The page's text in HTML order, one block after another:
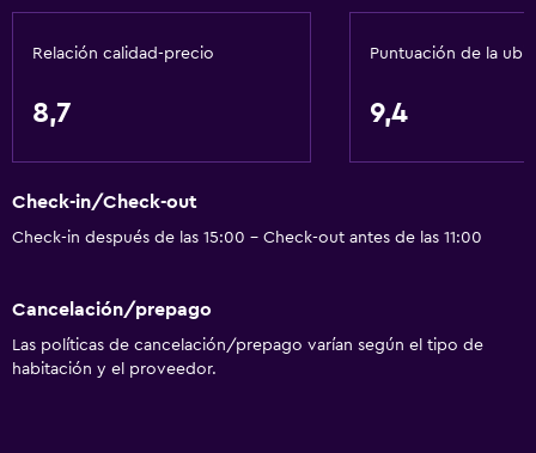
Tina de baño adaptada
Inodoro con barras de apoyo
Comedor
Copas
Tetera eléctrica
Menús para dietas especiales (bajo petición)
Restaurante
Relación calidad-precio
8,7
Puntuación de la
9,4
Check-in/Check-out
Check-in después de las 15:00 - Check-out antes de las 11:00
Cancelación/prepago
Las políticas de cancelación/prepago varían según el tipo de
habitación y el proveedor.